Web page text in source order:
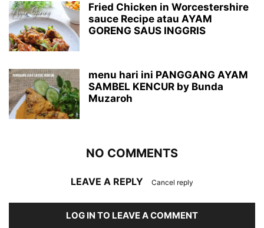
Fried Chicken in Worcestershire
sauce Recipe atau AYAM
GORENG SAUS INGGRIS
menu hari ini PANGGANG AYAM
SAMBEL KENCUR by Bunda
Muzaroh
NO COMMENTS
LEAVE A REPLY Cancel reply
LOG IN TO LEAVE A COMMENT